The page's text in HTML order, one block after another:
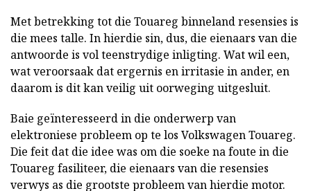
Met betrekking tot die Touareg binneland resensies is
die mees talle. In hierdie sin, dus, die eienaars van die
antwoorde is vol teenstrydige inligting. Wat wil een,
wat veroorsaak dat ergernis en irritasie in ander, en
daarom is dit kan veilig uit oorweging uitgesluit.
Baie geïnteresseerd in die onderwerp van
elektroniese probleem op te los Volkswagen Touareg.
Die feit dat die idee was om die soeke na foute in die
Touareg fasiliteer, die eienaars van die resensies
verwys as die grootste probleem van hierdie motor.